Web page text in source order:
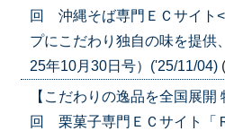
回 沖縄そば専門ＥＣサイト
プにこだわり独自の味を提供
25年10月30日号）('25/11/04)
【こだわりの逸品を全国展開
回 栗菓子専門ＥＣサイト「